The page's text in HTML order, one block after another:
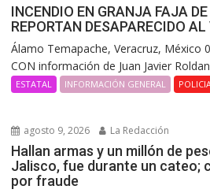
INCENDIO EN GRANJA FAJA
REPORTAN DESAPARECIDO
Álamo Temapache, Veracruz, México
CON información de Juan Javier
ESTATAL INFORMACIÓN GENERAL
agosto 9, 2026 La Redacción
Hallan armas y un millón de
Jalisco, fue durante un cateo;
por fraude